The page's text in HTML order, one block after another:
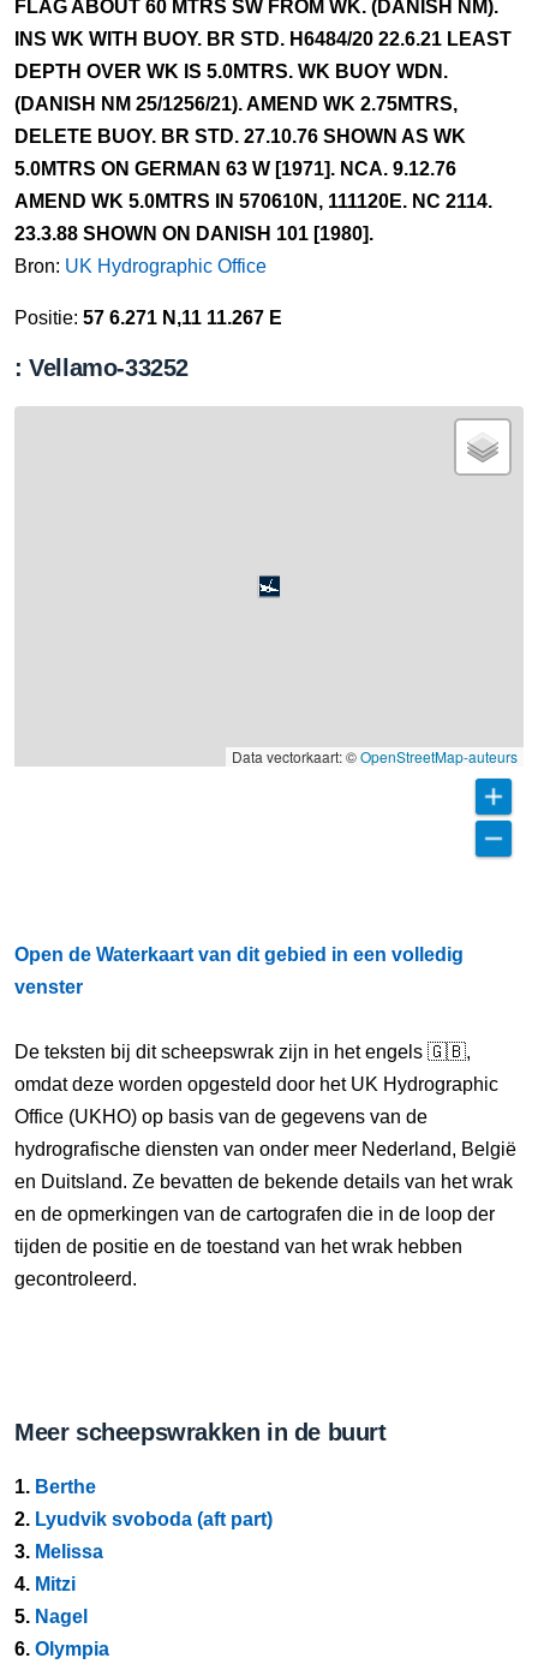
FLAG ABOUT 60 MTRS SW FROM WK. (DANISH NM).
INS WK WITH BUOY. BR STD. H6484/20 22.6.21 LEAST
DEPTH OVER WK IS 5.0MTRS. WK BUOY WDN.
(DANISH NM 25/1256/21). AMEND WK 2.75MTRS,
DELETE BUOY. BR STD. 27.10.76 SHOWN AS WK
5.0MTRS ON GERMAN 63 W [1971]. NCA. 9.12.76
AMEND WK 5.0MTRS IN 570610N, 111120E. NC 2114.
23.3.88 SHOWN ON DANISH 101 [1980].
Bron: UK Hydrographic Office
Positie: 57 6.271 N,11 11.267 E
: Vellamo-33252
Data vectorkaart: ©OpenStreetMap-auteurs
Open de Waterkaart van dit gebied in een volledig
venster
De teksten bij dit scheepswrak zijn in het engels 🇬🇧,
omdat deze worden opgesteld door het UK Hydrographic
Office (UKHO) op basis van de gegevens van de
hydrografische diensten van onder meer Nederland, België
en Duitsland. Ze bevatten de bekende details van het wrak
en de opmerkingen van de cartografen die in de loop der
tijden de positie en de toestand van het wrak hebben
gecontroleerd.
Meer scheepswrakken in de buurt
1. Berthe
2. Lyudvik svoboda (aft part)
3. Melissa
4. Mitzi
5. Nagel
6. Olympia